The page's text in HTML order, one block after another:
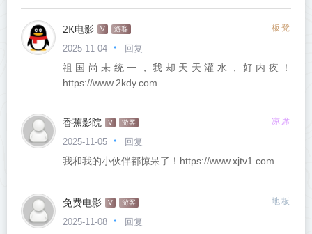
2K电影 V 游客 板凳
2025-11-04 回复
祖国尚未统一，我却天天灌水，好内疚！
https://www.2kdy.com
香蕉影院 V 游客 凉席
2025-11-05 回复
我和我的小伙伴都惊呆了！https://www.xjtv1.com
免费电影 V 游客 地板
2025-11-08 回复